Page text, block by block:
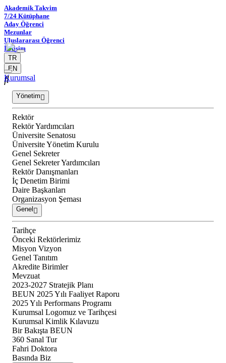
Akademik Takvim
7/24 Kütüphane
Aday Öğrenci
Mezunlar
Uluslararası Öğrenci
İletişim
TR
EN
Kurumsal
Yönetim
Rektör
Rektör Yardımcıları
Üniversite Senatosu
Üniversite Yönetim Kurulu
Genel Sekreter
Genel Sekreter Yardımcıları
Rektör Danışmanları
İç Denetim Birimi
Daire Başkanları
Organizasyon Şeması
Genel
Tarihçe
Önceki Rektörlerimiz
Misyon Vizyon
Genel Tanıtım
Akredite Birimler
Mevzuat
2023-2027 Stratejik Planı
BEUN 2025 Yılı Faaliyet Raporu
2025 Yılı Performans Programı
Kurumsal Logomuz ve Tarihçesi
Kurumsal Kimlik Kılavuzu
Bir Bakışta BEUN
360 Sanal Tur
Fahri Doktora
Basında Biz